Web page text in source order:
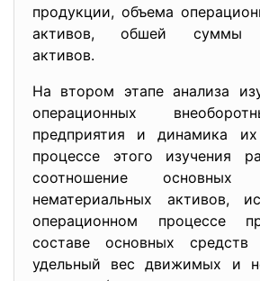
продукции, объема
активов, обшей суммы
активов.
На втором этапе анализа
операционных
предприятия и динамика
процессе этого изучения
соотношение
нематериальных активов,
операционном процессе
составе основных средств
удельный вес движимых и